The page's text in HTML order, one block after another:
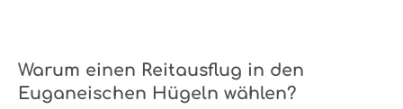
Warum einen Reitausflug in den
Euganeischen Hügeln wählen?